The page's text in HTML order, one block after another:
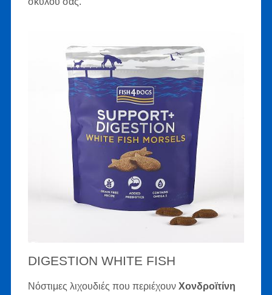
DIGESTION WHITE FISH
Νόστιμες λιχουδιές που περιέχουν Χονδροϊτίνη